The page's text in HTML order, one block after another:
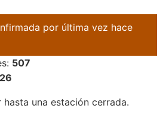
por última vez hace
507
una estación cerrada.